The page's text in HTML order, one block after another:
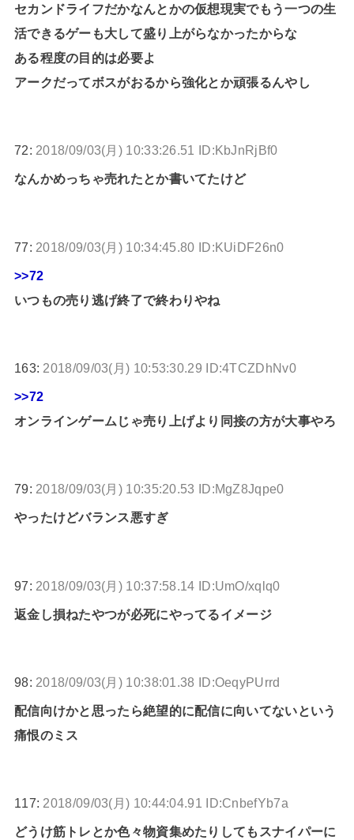
セカンドライフだかなんとかの仮想現実でもう一つの生
活できるゲーも大して盛り上がらなかったからな
ある程度の目的は必要よ
アークだってボスがおるから強化とか頑張るんやし
72: 2018/09/03(月) 10:33:26.51 ID:KbJnRjBf0
なんかめっちゃ売れたとか書いてたけど
77: 2018/09/03(月) 10:34:45.80 ID:KUiDF26n0
>>72
いつもの売り逃げ終了で終わりやね
163: 2018/09/03(月) 10:53:30.29 ID:4TCZDhNv0
>>72
オンラインゲームじゃ売り上げより同接の方が大事やろ
79: 2018/09/03(月) 10:35:20.53 ID:MgZ8Jqpe0
やったけどバランス悪すぎ
97: 2018/09/03(月) 10:37:58.14 ID:UmO/xqlq0
返金し損ねたやつが必死にやってるイメージ
98: 2018/09/03(月) 10:38:01.38 ID:OeqyPUrrd
配信向けかと思ったら絶望的に配信に向いてないという
痛恨のミス
117: 2018/09/03(月) 10:44:04.91 ID:CnbefYb7a
どうけ筋トレとか色々物資集めたりしてもスナイパーに